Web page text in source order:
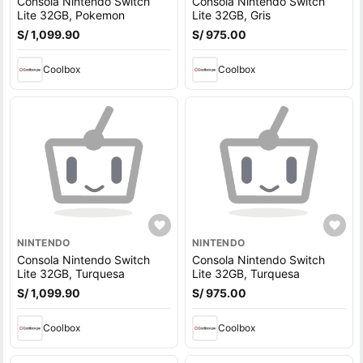
Lite 32GB, Pokemon
S/ 1,099.90
Coolbox
Lite 32GB, Gris
S/ 975.00
Coolbox
NINTENDO
Consola Nintendo Switch
Lite 32GB, Turquesa
S/ 1,099.90
Coolbox
NINTENDO
Consola Nintendo Switch
Lite 32GB, Turquesa
S/ 975.00
Coolbox